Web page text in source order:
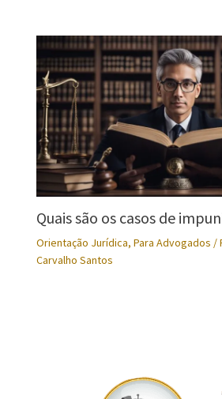
Quais são os casos de
Orientação Jurídica, Para Advogados /
Carvalho Santos